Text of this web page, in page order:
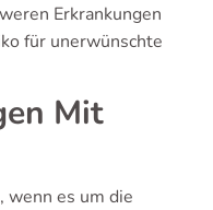
Erkrankungen
für unerwünschte
Mit
wenn es um die